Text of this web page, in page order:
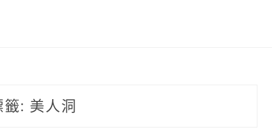
籤: 美人洞